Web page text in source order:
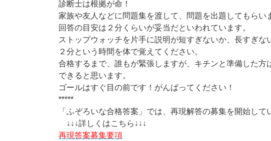
診断士は根拠が命！
家族や友人などに問題集を渡して、問題を出題してもらい
回答の目安は２分くらいが妥当だといわれています。
ストップウォッチを片手に説明が短すぎないか、長すぎな
２分という時間を体で覚えてください。
合格するまで、誰もが緊張しますが、キチンと準備した
できると思います。
ゴールはすぐ目の前です！がんばってください！
*****
「ふぞろいな合格答案」では、再現解答の募集を開始して
↓↓↓詳しくはこちら↓↓↓
再現答案募集要項